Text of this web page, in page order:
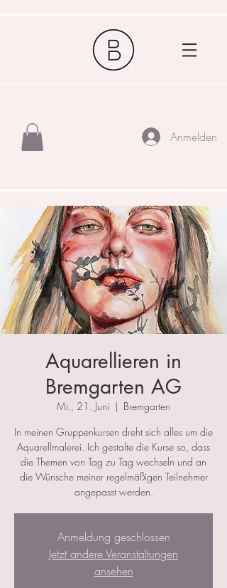
Anmelden
Aquarellieren in
Bremgarten AG
Mi., 21. Juni
  |
Bremgarten
In meinen Gruppenkursen dreht sich alles um die
Aquarellmalerei. Ich gestalte die Kurse so, dass
die Themen von Tag zu Tag wechseln und an
die Wünsche meiner regelmäßigen Teilnehmer
angepasst werden.
Anmeldung geschlossen
Jetzt andere Veranstaltungen
ansehen